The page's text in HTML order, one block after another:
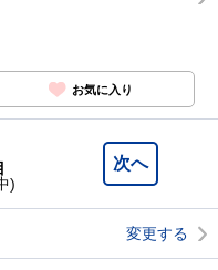
お気に入り
次へ
)
変更する